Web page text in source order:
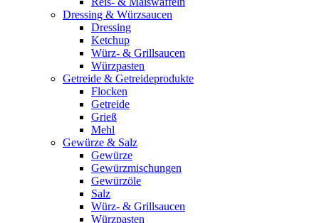
Dressing & Würzsaucen
Dressing
Ketchup
Würz- & Grillsaucen
Würzpasten
Getreide & Getreideprodukte
Flocken
Getreide
Grieß
Mehl
Gewürze & Salz
Gewürze
Gewürzmischungen
Gewürzöle
Salz
Würz- & Grillsaucen
Würzpasten